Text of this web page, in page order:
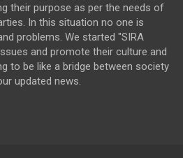
their purpose as per the needs of
In this situation no one is
problems. We started "SIRA
and promote their culture and
to be like a bridge between society
updated news.